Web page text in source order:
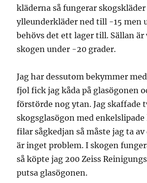
kläderna så fungerar
ylleunderkläder ned till -15 men
behövs det ett lager till. Sällan är
skogen under -20 grader.
Jag har dessutom bekymmer
fjol fick jag kåda på glasögonen
förstörde nog ytan. Jag skaffade
skogsglasögon med enkelslipade
filar sågkedjan så måste jag ta
är inget problem. I skogen
så köpte jag 200 Zeiss
putsa glasögonen.